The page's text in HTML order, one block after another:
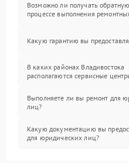
Возможно ли получать
процессе выполнения
Какую гарантию вы
В каких районах Владивостока
располагаются сервисные
Выполняете ли вы ремонт для
лиц?
Какую документацию вы
для юридических лиц?